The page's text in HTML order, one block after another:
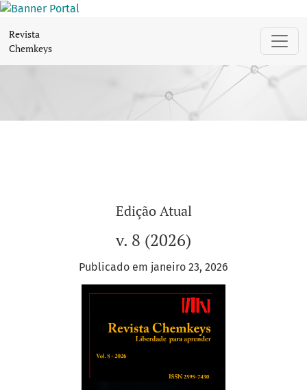
Revista Chemkeys
Revista
Chemkeys
Edição Atual
v. 8 (2026)
Publicado em janeiro 23, 2026